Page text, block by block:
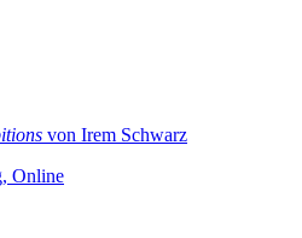
von Irem Schwarz
Online